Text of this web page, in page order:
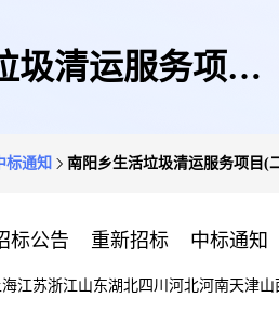
圾清运服务项目
标通知 南阳乡生活垃圾清运服务项目(
标公告 重新招标 中标通知
海江苏浙江山东湖北四川 河北河南天津山